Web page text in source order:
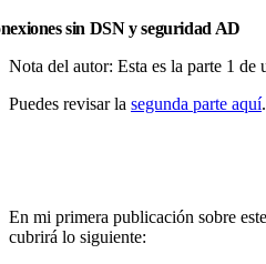
sin DSN y seguridad AD
Nota del autor: Esta es la parte 1 de
Puedes revisar la segunda parte aquí
En mi primera publicación sobre
cubrirá lo siguiente: